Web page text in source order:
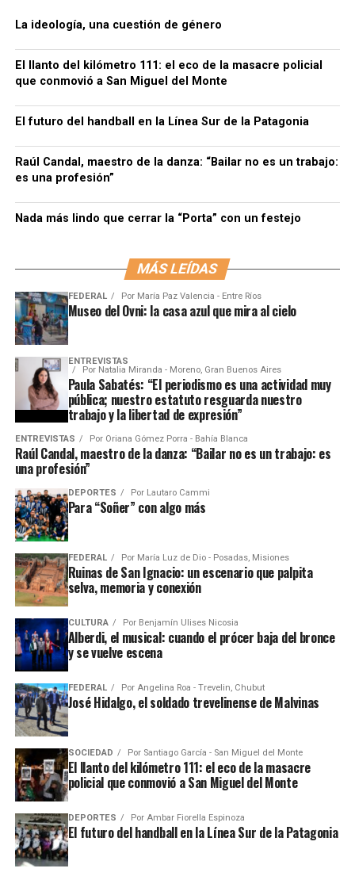
La ideología, una cuestión de género
El llanto del kilómetro 111: el eco de la masacre policial
que conmovió a San Miguel del Monte
El futuro del handball en la Línea Sur de la Patagonia
Raúl Candal, maestro de la danza: “Bailar no es un trabajo:
es una profesión”
Nada más lindo que cerrar la “Porta” con un festejo
MÁS LEÍDAS
FEDERAL Por María Paz Valencia - Entre Ríos
Museo del Ovni: la casa azul que mira al cielo
ENTREVISTAS
Por Natalia Miranda - Moreno, Gran Buenos Aires
Paula Sabatés: “El periodismo es una actividad muy
pública; nuestro estatuto resguarda nuestro
trabajo y la libertad de expresión”
ENTREVISTAS Por Oriana Gómez Porra - Bahía Blanca
Raúl Candal, maestro de la danza: “Bailar no es un trabajo: es
una profesión”
DEPORTES Por Lautaro Cammi
Para “Soñer” con algo más
FEDERAL Por María Luz de Dio - Posadas, Misiones
Ruinas de San Ignacio: un escenario que palpita
selva, memoria y conexión
CULTURA Por Benjamín Ulises Nicosia
Alberdi, el musical: cuando el prócer baja del bronce
y se vuelve escena
FEDERAL Por Angelina Roa - Trevelin, Chubut
José Hidalgo, el soldado trevelinense de Malvinas
SOCIEDAD Por Santiago García - San Miguel del Monte
El llanto del kilómetro 111: el eco de la masacre
policial que conmovió a San Miguel del Monte
DEPORTES Por Ambar Fiorella Espinoza
El futuro del handball en la Línea Sur de la Patagonia